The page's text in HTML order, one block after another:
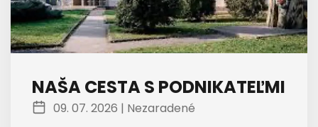
NAŠA CESTA S PODNIKATEĽMI
09. 07. 2026 | Nezaradené